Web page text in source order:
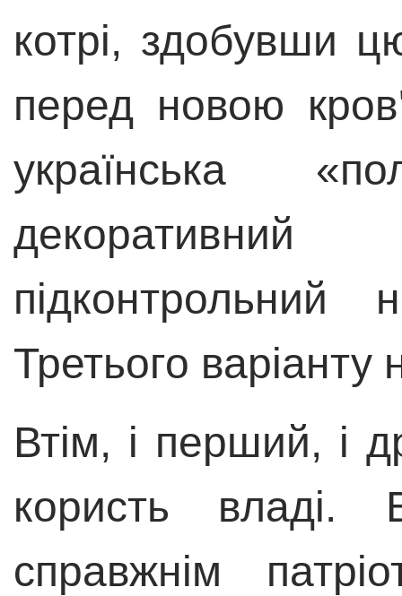
котрі, здобувши
перед новою
українська «
декоративний
підконтрольний
Третього варіанту
Втім, і перший, і
користь
справжнім